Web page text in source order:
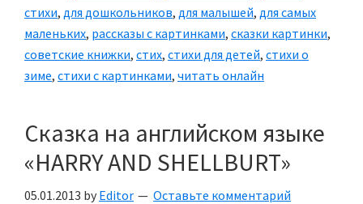
стихи, для дошкольников, для малышей, для самых
маленьких, рассказы с картинками, сказки картинки,
советские книжки, стих, стихи для детей, стихи о
зиме, стихи с картинками, читать онлайн
Сказка на английском языке
«HARRY AND SHELLBURT»
05.01.2013 by Editor Оставьте комментарий